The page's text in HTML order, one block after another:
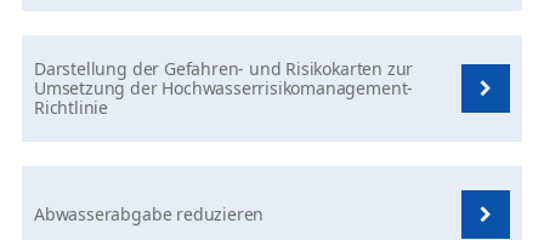
Darstellung der Gefahren- und Risikokarten zur
Umsetzung der Hochwasserrisikomanagement-
Richtlinie
Abwasserabgabe reduzieren